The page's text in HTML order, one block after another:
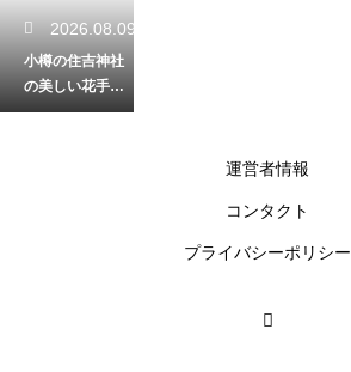
2026.08.09
小樽の住吉神社
の美しい花手水
はいつ見られ
運営者情報
コンタクト
プライバシーポリシー